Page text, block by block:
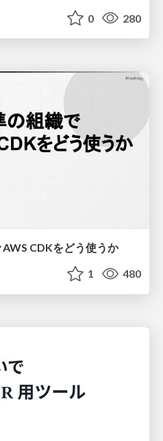
0 280
CDKをどう使うか
1 480